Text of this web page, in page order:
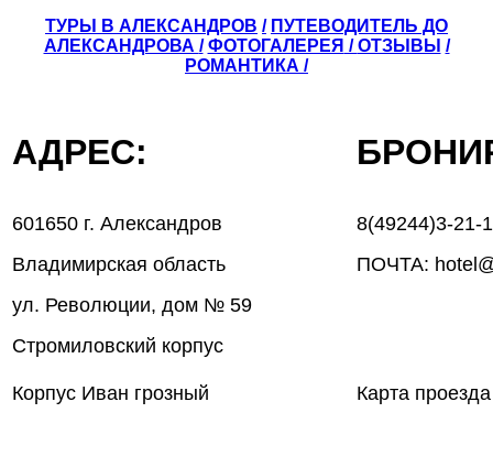
ТУРЫ В АЛЕКСАНДРОВ / ПУТЕВОДИТЕЛЬ ДО
АЛЕКСАНДРОВА / ФОТОГАЛЕРЕЯ /ОТЗЫВЫ /
РОМАНТИКА /
АДРЕС:
601650 г. Александров
Владимирская область
ул. Революции, дом № 59
Стромиловский корпус
Корпус Иван грозный
8(49244)3-21-
ПОЧТА:
Карта